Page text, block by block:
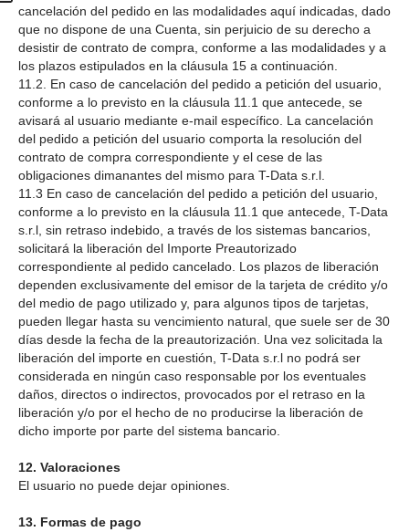
cancelación del pedido en las modalidades aquí indicadas, dado
que no dispone de una Cuenta, sin perjuicio de su derecho a
desistir de contrato de compra, conforme a las modalidades y a
los plazos estipulados en la cláusula 15 a continuación.
11.2. En caso de cancelación del pedido a petición del usuario,
conforme a lo previsto en la cláusula 11.1 que antecede, se
avisará al usuario mediante e-mail específico. La cancelación
del pedido a petición del usuario comporta la resolución del
contrato de compra correspondiente y el cese de las
obligaciones dimanantes del mismo para T-Data s.r.l.
11.3 En caso de cancelación del pedido a petición del usuario,
conforme a lo previsto en la cláusula 11.1 que antecede, T-Data
s.r.l, sin retraso indebido, a través de los sistemas bancarios,
solicitará la liberación del Importe Preautorizado
correspondiente al pedido cancelado. Los plazos de liberación
dependen exclusivamente del emisor de la tarjeta de crédito y/o
del medio de pago utilizado y, para algunos tipos de tarjetas,
pueden llegar hasta su vencimiento natural, que suele ser de 30
días desde la fecha de la preautorización. Una vez solicitada la
liberación del importe en cuestión, T-Data s.r.l no podrá ser
considerada en ningún caso responsable por los eventuales
daños, directos o indirectos, provocados por el retraso en la
liberación y/o por el hecho de no producirse la liberación de
dicho importe por parte del sistema bancario.
12. Valoraciones
El usuario no puede dejar opiniones.
13. Formas de pago